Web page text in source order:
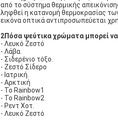
από το σύστημα θερμικής
ληφθεί η κατανομή θερμοκρασίας
εικόνα οπτικά αντιπροσωπεύεται
2Πόσα ψεύτικα χρώματα μπορεί
- Λευκό Ζεστό
- Λάβα.
- Σιδερένιο τόξο.
- Ζεστό Σίδερο
- Ιατρική.
- Αρκτική
- Το Rainbow1
- Το Rainbow2
- Ρεντ Χοτ.
- Λευκό Ζεστό